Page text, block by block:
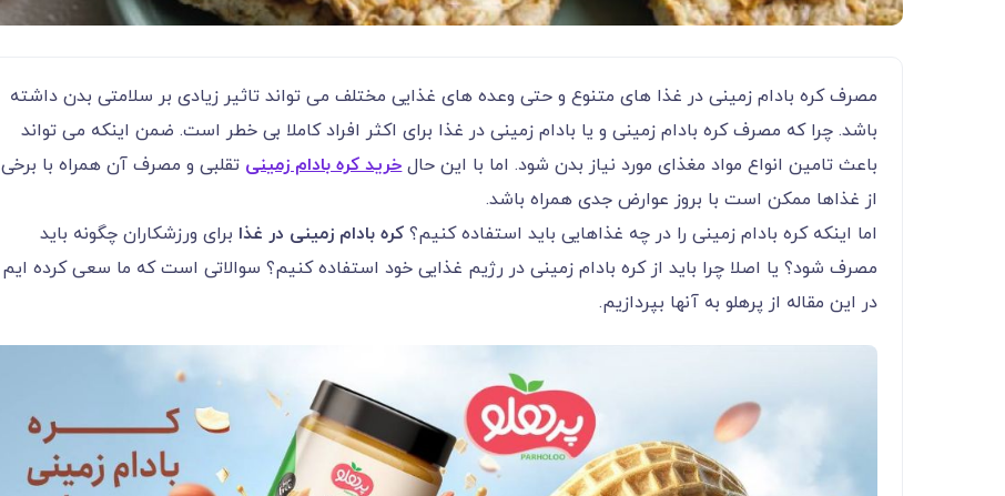
مصرف کره بادام زمینی در غذا های متنوع و حتی وعده های غذایی مختلف می تواند تاثیر زیادی بر سلامتی بدن داشته
باشد. چرا که مصرف کره بادام زمینی و یا بادام زمینی در غذا برای اکثر افراد کاملا بی خطر است. ضمن اینکه می تواند
باعث تامین انواع مواد مغذای مورد نیاز بدن شود. اما با این حالخرید کره بادام زمینی تقلبی و مصرف آن همراه با برخی
از غذاها ممکن است با بروز عوارض جدی همراه باشد.
اما اینکه کره بادام زمینی را در چه غذاهایی باید استفاده کنیم؟ کره بادام زمینی در غذا برای ورزشکاران چگونه باید
مصرف شود؟ یا اصلا چرا باید از کره بادام زمینی در رژیم غذایی خود استفاده کنیم؟ سوالاتی است که ما سعی کرده ایم
در این مقاله از پرهلو به آنها بپردازیم.